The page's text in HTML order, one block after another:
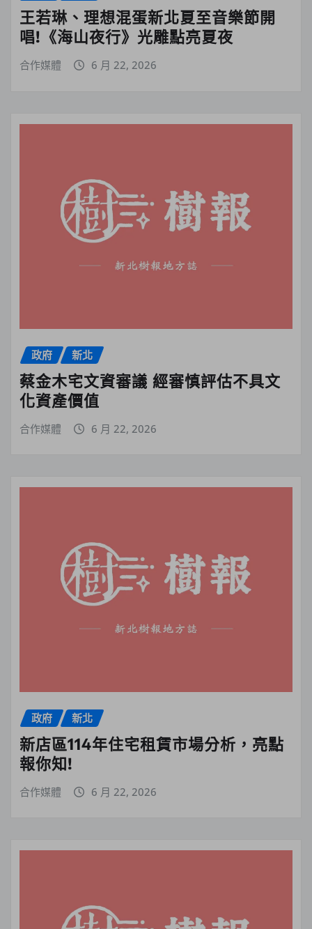
王若琳、理想混蛋新北夏至音樂節開
唱!《海山夜行》光雕點亮夏夜
合作媒體 6 月 22, 2026
政府 新北
蔡金木宅文資審議 經審慎評估不具文
化資產價值
合作媒體 6 月 22, 2026
政府 新北
新店區114年住宅租賃市場分析，亮點
報你知!
合作媒體 6 月 22, 2026